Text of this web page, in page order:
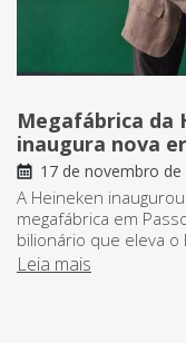
Megafábrica da
inaugura nova
17 de novembro de
A Heineken
megafábrica em
bilionário que eleva o
Leia mais